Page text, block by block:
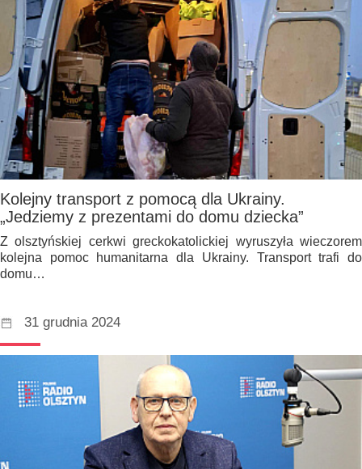
Kolejny transport z pomocą dla Ukrainy.
„Jedziemy z prezentami do domu dziecka”
Z olsztyńskiej cerkwi greckokatolickiej wyruszyła wieczorem
kolejna pomoc humanitarna dla Ukrainy. Transport trafi do
domu…
31 grudnia 2024